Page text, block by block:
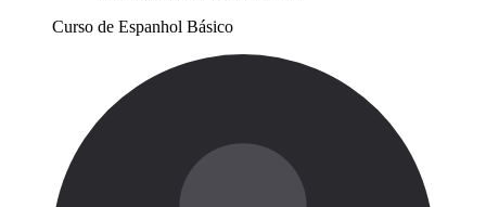
Curso de Espanhol Básico